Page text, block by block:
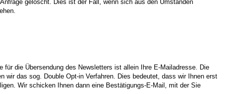
gelöscht. Dies ist der Fall, wenn sich aus den Umständen
die Übersendung des Newsletters ist allein Ihre E-Mailadresse. Die
wir das sog. Double Opt-in Verfahren. Dies bedeutet, dass wir Ihnen erst
Wir schicken Ihnen dann eine Bestätigungs-E-Mail, mit der Sie